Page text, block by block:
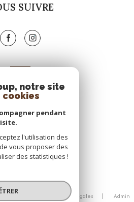
SUIVRE
ADHÉRONS
| Tous droits réservés
Mentions légales
Admin
notre site
pendant
l'utilisation des
vous proposer des
des statistiques !